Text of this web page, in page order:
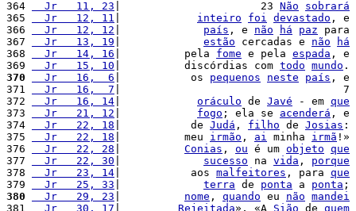
364
  Jr   11, 23
|                      23 Não
sobrará
365
  Jr   12, 11
inteiro foi devastado , e
366
  Jr   12, 12
país , e não há paz para
367
  Jr   13, 19
estão cercadas e não
há
368
  Jr   14, 16
|          pela fome e pela espada , e
369
  Jr   15, 10
|          discórdias com todo mundo .
370
  Jr   16,  6
|           os pequenos neste país , e
371
  Jr   16,  7
|                                   7
372
  Jr   16, 14
oráculo de Javé - em que
373
  Jr   21, 12
fogo ; ela se acenderá , e
374
  Jr   22, 18
|           de Judá , filho de Josias :
375
  Jr   22, 18
|          meu irmão , ai minha irmã !»
376
  Jr   22, 28
Conias , ou é um objeto que
377
  Jr   22, 30
sucesso na vida , porque
378
  Jr   23, 14
|           aos malfeitores , para que
379
  Jr   25, 33
terra de ponta a ponta ;
380
  Jr   29, 23
nome , quando eu não mandei
381
  Jr   30, 17
Rejeitada», «A Sião de quem